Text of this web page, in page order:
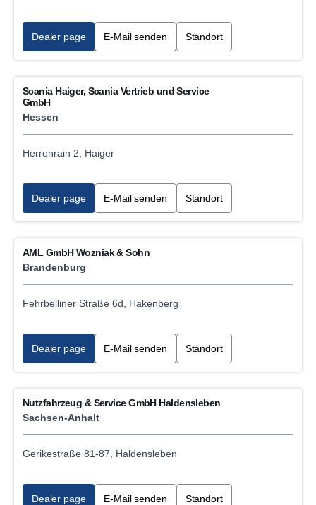
Dealer page E-Mail senden Standort
Scania Haiger, Scania Vertrieb und Service
GmbH
Hessen
Herrenrain 2, Haiger
Dealer page E-Mail senden Standort
AML GmbH Wozniak & Sohn
Brandenburg
Fehrbelliner Straße 6d, Hakenberg
Dealer page E-Mail senden Standort
Nutzfahrzeug & Service GmbH Haldensleben
Sachsen-Anhalt
Gerikestraße 81-87, Haldensleben
Dealer page E-Mail senden Standort